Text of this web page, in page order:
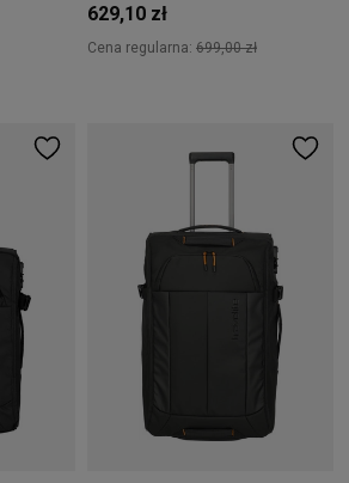
629,10 zł
Cena regularna: 699,00 zł